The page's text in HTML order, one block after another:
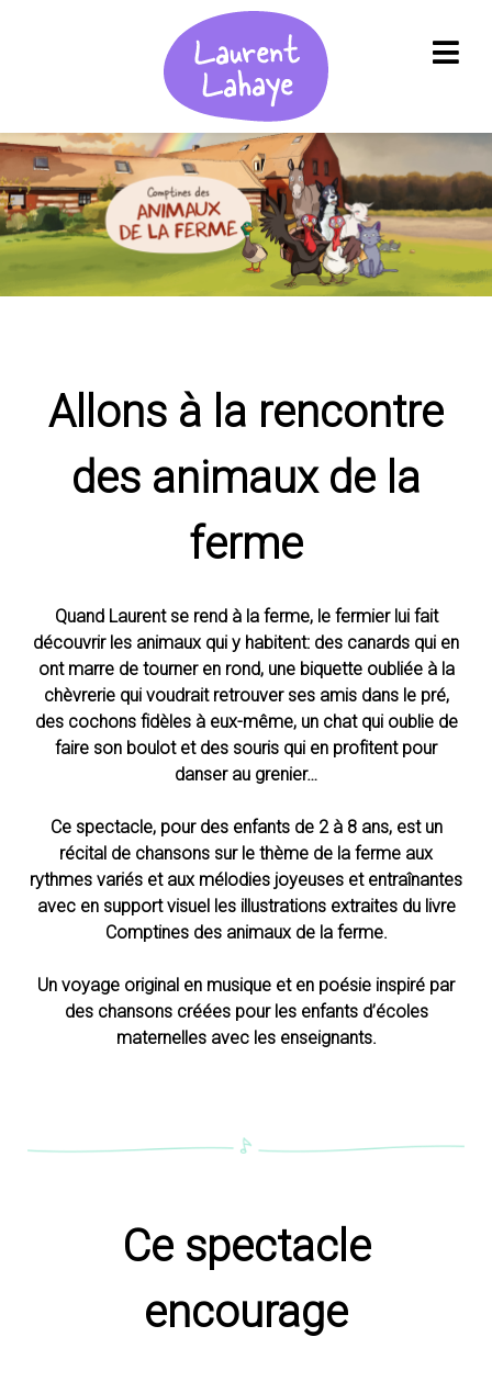
Allons à la rencontre
des animaux de la
ferme
Quand Laurent se rend à la ferme, le fermier lui fait
découvrir les animaux qui y habitent: des canards qui en
ont marre de tourner en rond, une biquette oubliée à la
chèvrerie qui voudrait retrouver ses amis dans le pré,
des cochons fidèles à eux-même, un chat qui oublie de
faire son boulot et des souris qui en profitent pour
danser au grenier…
Ce spectacle, pour des enfants de 2 à 8 ans, est un
récital de chansons sur le thème de la ferme aux
rythmes variés et aux mélodies joyeuses et entraînantes
avec en support visuel les illustrations extraites du livre
Comptines des animaux de la ferme.
Un voyage original en musique et en poésie inspiré par
des chansons créées pour les enfants d’écoles
maternelles avec les enseignants.
Ce spectacle
encourage